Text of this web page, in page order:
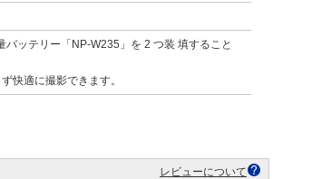
ッテリー「NP-W235」を 2 つ装 填すること
快適に撮影できます。
レビューについて